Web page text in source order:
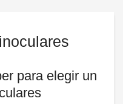
para elegir un